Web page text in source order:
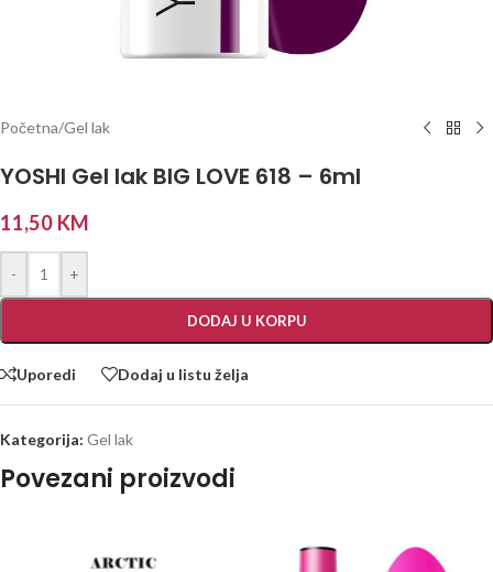
Početna/Gel lak
YOSHI Gel lak BIG LOVE 618 – 6ml
11,50 KM
- +
DODAJ U KORPU
Uporedi Dodaj u listu želja
Kategorija: Gel lak
Povezani proizvodi